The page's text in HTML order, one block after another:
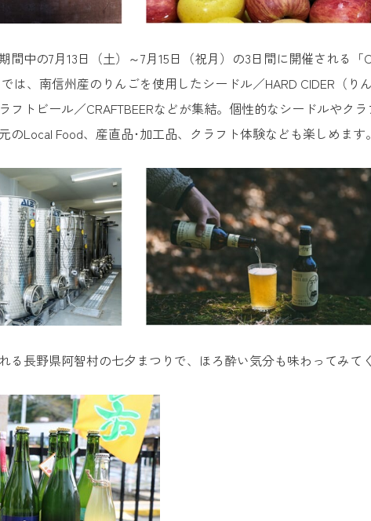
間中の7月13日（土）～7月15日（祝月）の3日間に開催される
は、南信州産のりんごを使用したシードル／HARD CIDER（
フトビール／CRAFTBEERなどが集結。個性的なシードルやク
のLocal Food、産直品･加工品、クラフト体験なども楽しめま
る長野県阿智村の七夕まつりで、ほろ酔い気分も味わってみて